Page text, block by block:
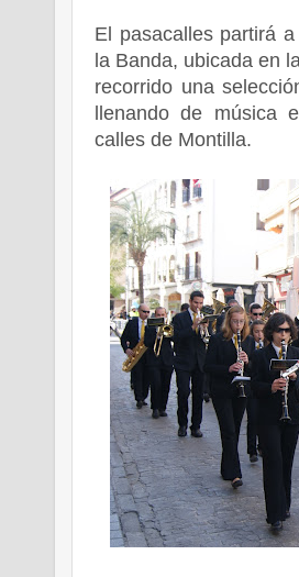
El pasacalles partirá
la Banda, ubicada en
recorrido una
llenando de música
calles de Montilla.